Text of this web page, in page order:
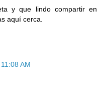
y que lindo compartir en
aquí cerca.
AM